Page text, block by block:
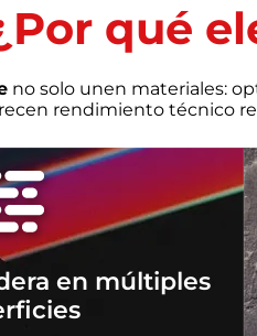
qué
no solo unen materiales:
rendimiento técnico
en múltiples